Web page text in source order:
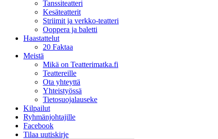
Tanssiteatteri
Kesäteatterit
Striimit ja verkko-teatteri
Ooppera ja baletti
Haastattelut
20 Faktaa
Meistä
Mikä on Teatterimatka.fi
Teattereille
Ota yhteyttä
Yhteistyössä
Tietosuojalauseke
Kilpailut
Ryhmänjohtajille
Facebook
Tilaa uutiskirje